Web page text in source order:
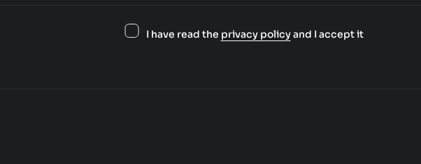
I have read the privacy policyand I accept it